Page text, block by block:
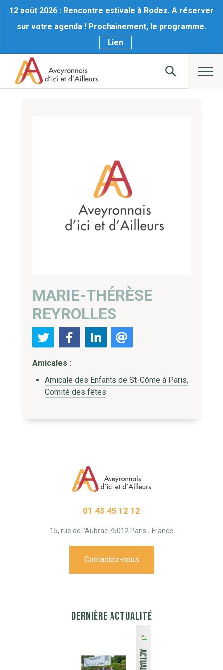
12 août 2026 : Rencontre estivale à Rodez. A réserver
sur votre agenda ! Prochainement, le programme.
Lien
MARIE-THÉRÈSE
REYROLLES
Amicales :
Amicale des Enfants de St-Côme à Paris,
Comité des fêtes
01 43 45 12 12
15, rue de l'Aubrac 75012 Paris - France
Contactez-nous
DERNIÈRE ACTUALITÉ